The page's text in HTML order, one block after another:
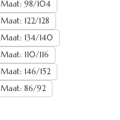
Maat: 98/104
Maat: 122/128
Maat: 134/140
Maat: 110/116
Maat: 146/152
Maat: 86/92